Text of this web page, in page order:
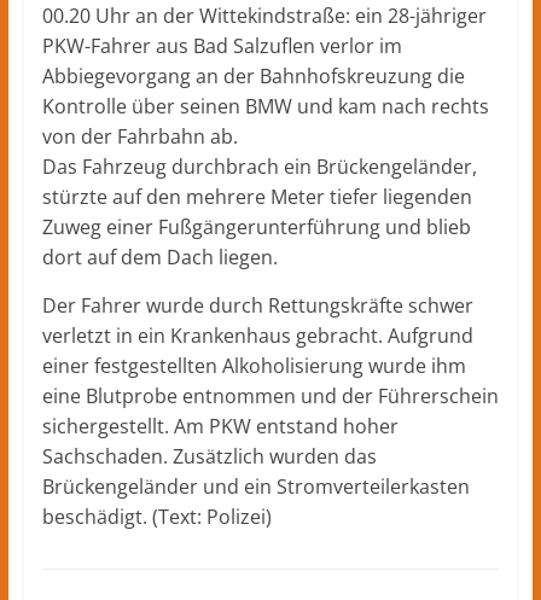
00.20 Uhr an der Wittekindstraße: ein 28-jähriger
PKW-Fahrer aus Bad Salzuflen verlor im
Abbiegevorgang an der Bahnhofskreuzung die
Kontrolle über seinen BMW und kam nach rechts
von der Fahrbahn ab.
Das Fahrzeug durchbrach ein Brückengeländer,
stürzte auf den mehrere Meter tiefer liegenden
Zuweg einer Fußgängerunterführung und blieb
dort auf dem Dach liegen.
Der Fahrer wurde durch Rettungskräfte schwer
verletzt in ein Krankenhaus gebracht. Aufgrund
einer festgestellten Alkoholisierung wurde ihm
eine Blutprobe entnommen und der Führerschein
sichergestellt. Am PKW entstand hoher
Sachschaden. Zusätzlich wurden das
Brückengeländer und ein Stromverteilerkasten
beschädigt. (Text: Polizei)